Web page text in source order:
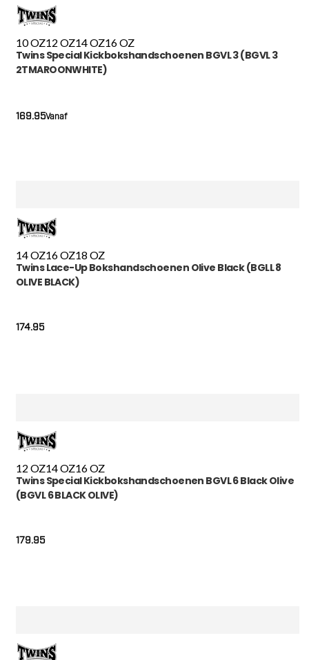
10 OZ12 OZ14 OZ16 OZ
Twins Special Kickbokshandschoenen BGVL 3 (BGVL 3
2TMAROONWHITE)
Vanaf
169.95
14 OZ16 OZ18 OZ
Twins Lace-Up Bokshandschoenen Olive Black (BGLL 8
OLIVE BLACK)
174.95
12 OZ14 OZ16 OZ
Twins Special Kickbokshandschoenen BGVL 6 Black Olive
(BGVL 6 BLACK OLIVE)
179.95